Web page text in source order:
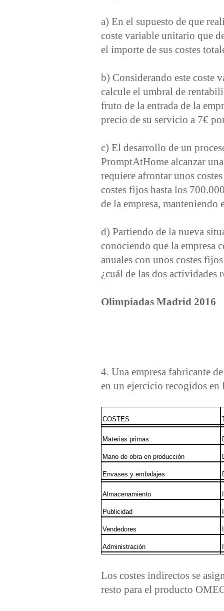
a) En el supuesto de que
coste variable unitario que
el importe de sus costes
b) Considerando este coste
calcule el umbral de
fruto de la entrada de la
precio de su servicio a 7€
c) El desarrollo de un
PromptAtHome alcanzar
requiere afrontar unos
costes fijos hasta los
de la empresa, manteniendo
d) Partiendo de la nueva
conociendo que la empresa
anuales con unos costes
¿cuál de las dos actividades
Olimpiadas Madrid 2016
4. Una empresa fabricante
en un ejercicio recogidos en
COSTES
Materias primas
Mano de obra en producción
Envases y embalajes
Almacenamiento
Publicidad
Vendedores
Administración
Los costes indirectos se
resto para el producto